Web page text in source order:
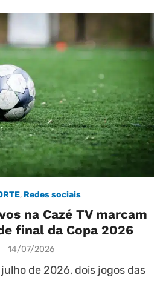
, Redes sociais
na Cazé TV marcam
final da Copa 2026
Posted
14/07/2026
julho de 2026, dois jogos das